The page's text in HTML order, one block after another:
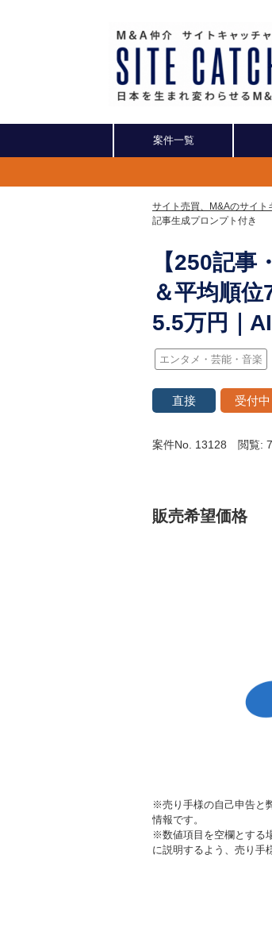
案件一覧
サイト売買、M&Aのサイト
記事生成プロンプト付き
【250記
＆平均順
5.5万円｜
エンタメ・芸能・音楽
直接 受付中
案件No. 13128 閲覧:
販売希望価格
※売り手様の自己申告と
情報です。
※数値項目を空欄とする
に説明するよう、売り手